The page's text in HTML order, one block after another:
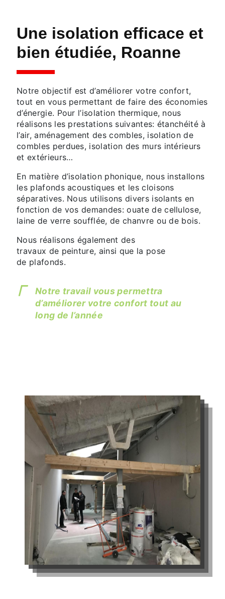
Une isolation efficace et
bien étudiée, Roanne
Notre objectif est d’améliorer votre confort,
tout en vous permettant de faire des économies
d’énergie. Pour l’isolation thermique, nous
réalisons les prestations suivantes: étanchéité à
l’air, aménagement des combles, isolation de
combles perdues, isolation des murs intérieurs
et extérieurs…
En matière d’isolation phonique, nous installons
les plafonds acoustiques et les cloisons
séparatives. Nous utilisons divers isolants en
fonction de vos demandes: ouate de cellulose,
laine de verre soufflée, de chanvre ou de bois.
Nous réalisons également des
travaux de peinture, ainsi que la pose
de plafonds.
Notre travail vous permettra
d’améliorer votre confort tout au
long de l’année